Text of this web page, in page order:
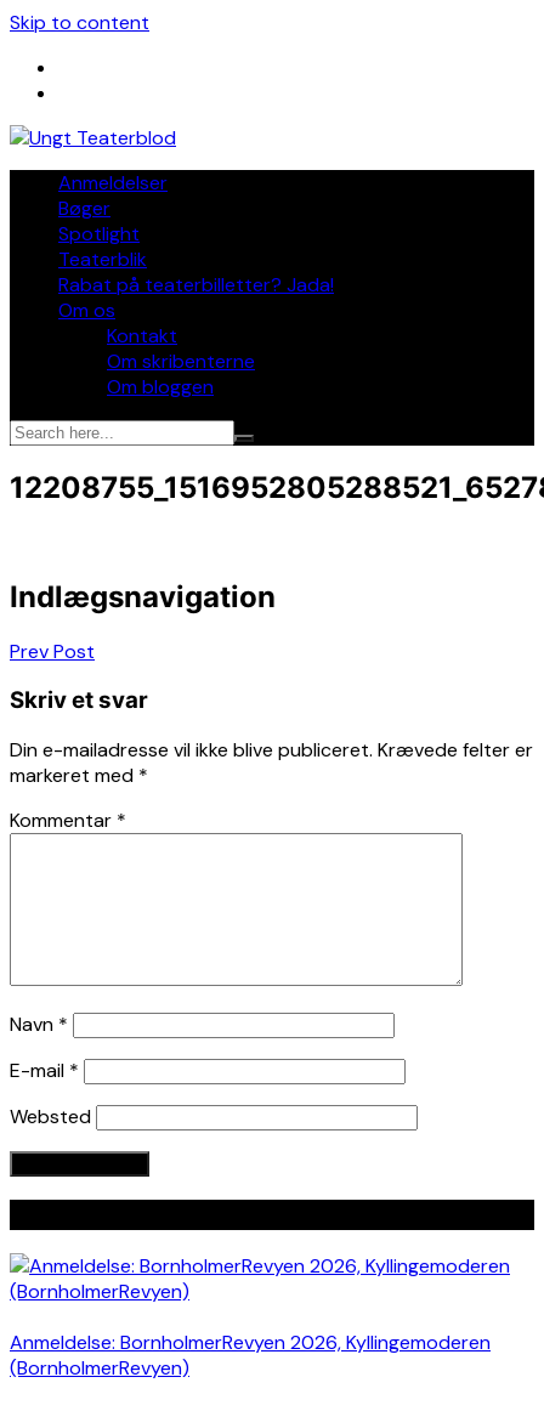
Skip to content
Anmeldelser
Bøger
Spotlight
Teaterblik
Rabat på teaterbilletter? Jada!
Om os
Kontakt
Om skribenterne
Om bloggen
Indlægsnavigation
Prev Post
Skriv et svar
Din e-mailadresse vil ikke blive publiceret. Krævede felter er
markeret med *
Kommentar *
Navn *
E-mail *
Websted
Anmeldelse: BornholmerRevyen 2026, Kyllingemoderen
(BornholmerRevyen)